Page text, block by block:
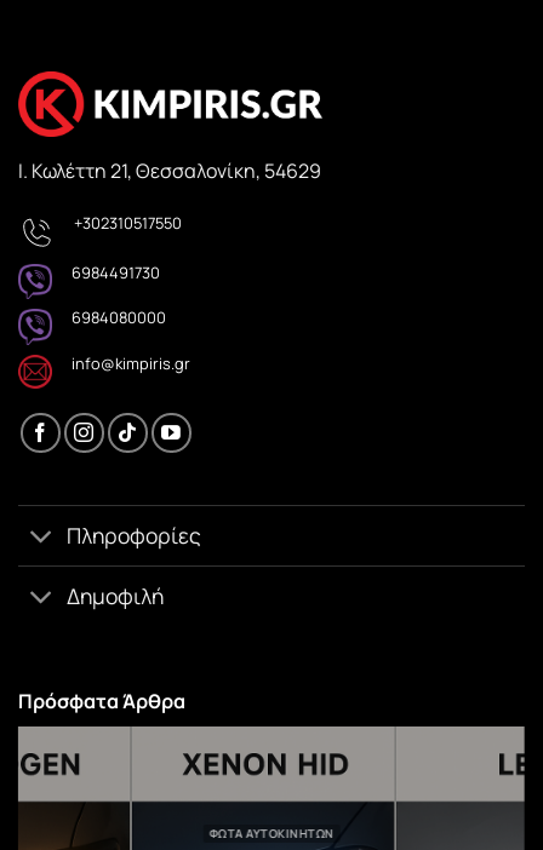
Ι. Κωλέττη 21, Θεσσαλονίκη, 54629
+302310517550
6984491730
6984080000
info@kimpiris.gr
Πληροφορίες
Δημοφιλή
Πρόσφατα Άρθρα
ΦΏΤΑ ΑΥΤΟΚΙΝΉΤΩΝ